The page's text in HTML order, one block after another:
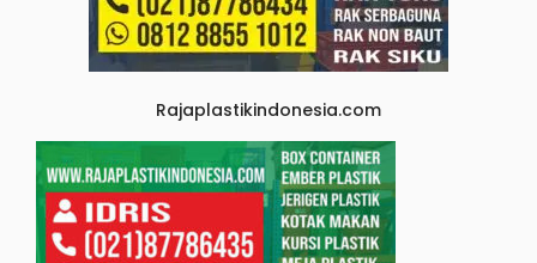
Rajaplastikindonesia.com